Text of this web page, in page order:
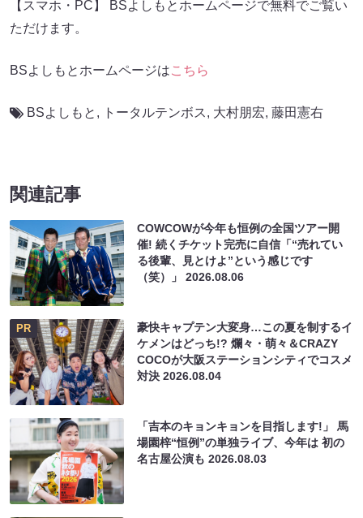
【スマホ・PC】 BSよしもとホームページで無料でご覧い
ただけます。
BSよしもとホームページはこちら
BSよしもと , トータルテンボス, 大村朋宏, 藤田憲右
関連記事
COWCOWが今年も恒例の全国ツアー開
催! 続くチケット完売に自信「“売れてい
る後輩、見とけよ”という感じです
（笑）」2026.08.06
PR
豪快キャプテン大変身…この夏を制するイ
ケメンはどっち!? 爛々・萌々＆CRAZY
COCOが大阪ステーションシティでコスメ
対決2026.08.04
「吉本のキョンキョンを目指します!」 馬
場園梓“恒例”の単独ライブ、今年は 初の
名古屋公演も2026.08.03